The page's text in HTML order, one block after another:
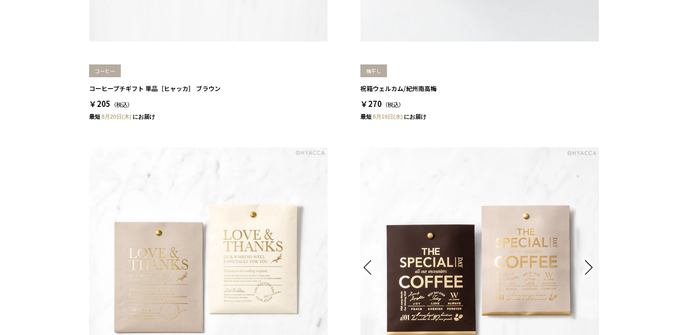
コーヒー
コーヒープチギフト 単品［ヒャッカ］ ブラウン
￥205 （税込）
最短8月20日(木) にお届け
梅干し
祝箱ウェルカム/紀州南高梅
￥270 （税込）
最短8月19日(水) にお届け